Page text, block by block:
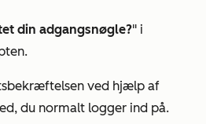
din adgangsnøgle?" i
ved hjælp af
du normalt logger ind på.